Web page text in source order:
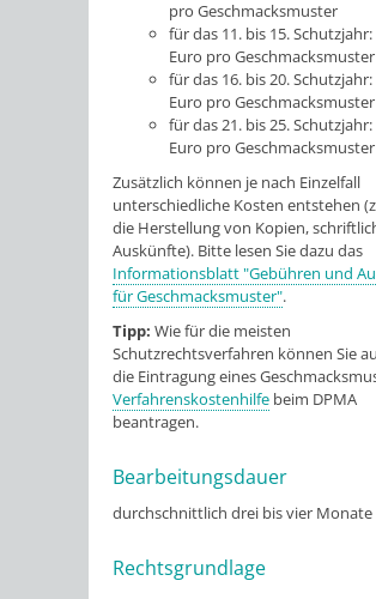
pro Geschmacksmuster
für das 11. bis 15. Schutzjahr:
Euro pro Geschmacksmuster
für das 16. bis 20. Schutzjahr:
Euro pro Geschmacksmuster
für das 21. bis 25. Schutzjahr:
Euro pro Geschmacksmuster
Zusätzlich können je nach Einzelfall
unterschiedliche Kosten entstehen
die Herstellung von Kopien,
Auskünfte). Bitte lesen Sie dazu das
Informationsblatt "Gebühren und
für Geschmacksmuster".
Tipp: Wie für die meisten
Schutzrechtsverfahren können Sie
die Eintragung eines
Verfahrenskostenhilfe beim DPMA
beantragen.
Bearbeitungsdauer
durchschnittlich drei bis vier Monate
Rechtsgrundlage